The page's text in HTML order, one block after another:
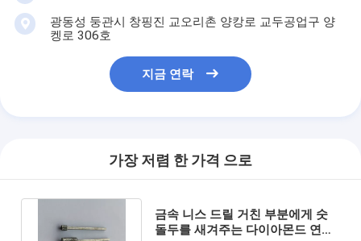
광동성 둥관시 창핑진 교오리촌 양캉로 교두공업구 양
켕로 306호
지금 연락
가장 저렴 한 가격 으로
금속 니스 드릴 거친 부분에게 숫
돌두를 새겨주는 다이아몬드 연마